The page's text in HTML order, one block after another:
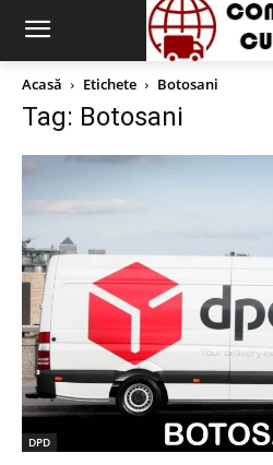
Acasă Etichete Botosani
Tag: Botosani
DPD